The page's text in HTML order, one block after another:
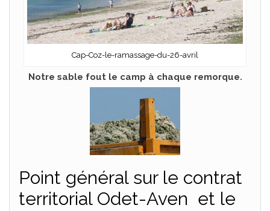
Cap-Coz-le-ramassage-du-26-avril
Notre sable fout le camp à chaque remorque.
Point général sur le contrat
territorial Odet-Aven et le